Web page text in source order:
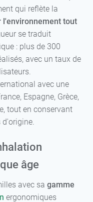
qui reflète la
l'environnement tout
se traduit
: plus de 300
avec un taux de
avec une
Espagne, Grèce,
tout en conservant
âge
avec sa gamme
ergonomiques